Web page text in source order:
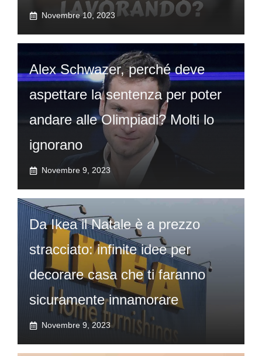
Novembre 10, 2023
Alex Schwazer, perché deve
aspettare la sentenza per poter
andare alle Olimpiadi? Molti lo
ignorano
Novembre 9, 2023
Da Ikea il Natale è a prezzo
stracciato: infinite idee per
decorare casa che ti faranno
sicuramente innamorare
Novembre 9, 2023